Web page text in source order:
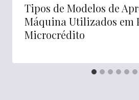
Tipos de Modelos de
Máquina Utilizados em
Microcrédito